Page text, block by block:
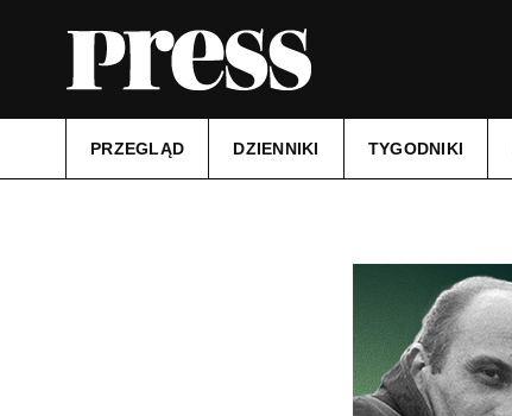
PRZEGLĄD DZIENNIKI TYGODNIKI